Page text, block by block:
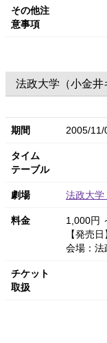
その他注
意事項
法政大学（小金井
期間 2005/11/
タイム
テーブル
劇場 法政大学
料金
1,000円
【発売
会場：法
チケット
取扱